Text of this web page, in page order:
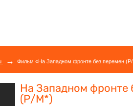
→ Фильм «На Западном фронте без перемен (Р/
На Западном фронте
(Р/М*)